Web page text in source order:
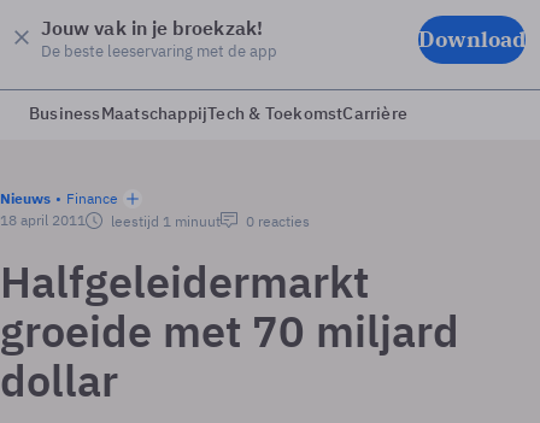
Jouw vak in je broekzak!
De beste leeservaring met de app Download
BusinessMaatschappijTech & ToekomstCarrière
Nieuws
Finance
18 april 2011
leestijd 1 minuut 0 reacties
Halfgeleidermarkt
groeide met 70 miljard
dollar